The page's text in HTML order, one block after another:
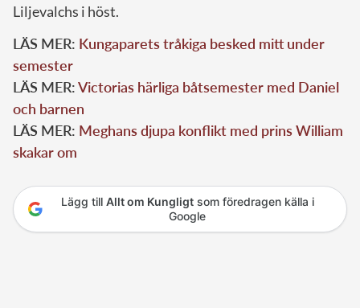
Liljevalchs i höst.
LÄS MER: Kungaparets tråkiga besked mitt under
semester
LÄS MER:Victorias härliga båtsemester med Daniel
och barnen
LÄS MER: Meghans djupa konflikt med prins William
skakar om
Lägg till Allt om Kungligtsom föredragen källa i
Google